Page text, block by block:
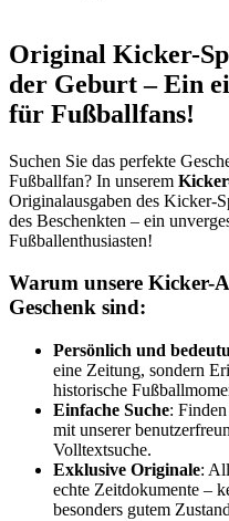
Original Kicker-
der Geburt – Ein
für Fußballfans!
Suchen Sie das perfekte
Fußballfan? In unserem
Originalausgaben des Kicker-
des Beschenkten – ein
Fußballenthusiasten!
Warum unsere Kicker-
Geschenk sind:
Persönlich und
eine Zeitung, sondern
historische
Einfache Suche:
mit unserer
Volltextsuche.
Exklusive Originale:
echte Zeitdokumente –
besonders gutem